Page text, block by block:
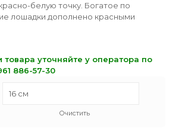
белую точку. Богатое по
лошадки дополнено красными
товара уточняйте у оператора по
886-57-30
Очистить